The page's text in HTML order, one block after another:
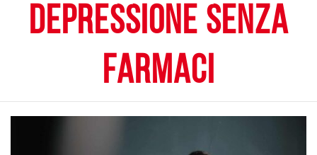
depressione senza
farmaci